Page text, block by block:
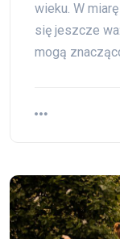
wieku. W
się jeszcze
mogą